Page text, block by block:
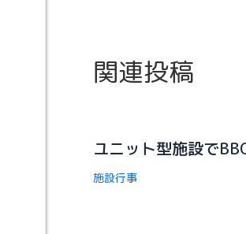
関連投稿
ユニット型施設で
施設行事